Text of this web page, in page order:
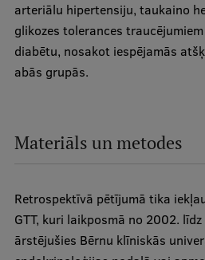
arteriālu hipertensiju, taukaino
glikozes tolerances
diabētu, nosakot iespējamās
abās grupās.
Materiāls un metodes
Retrospektīvā pētījumā tika
GTT, kuri laikposmā no 2002.
ārstējušies Bērnu klīniskās